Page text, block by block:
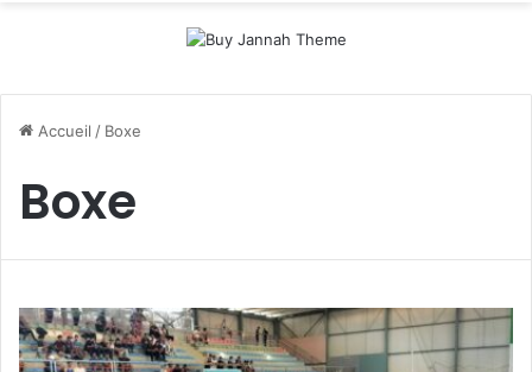
Accueil / Boxe
Boxe